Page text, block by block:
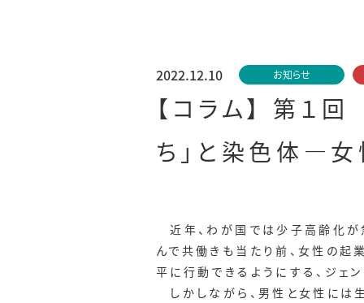
2022.12.10 お知らせ
【コラム】 第１
ち」と染色体―
近年、わが国では少子高齢化が
んで共働きも当たり前、女性の起
平に行動できるようにする、ジェ
しかしながら、男性と女性には